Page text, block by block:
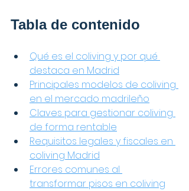
Tabla de contenido
Qué es el coliving y por qué
destaca en Madrid
Principales modelos de coliving
en el mercado madrileño
Claves para gestionar coliving
de forma rentable
Requisitos legales y fiscales en
coliving Madrid
Errores comunes al
transformar pisos en coliving